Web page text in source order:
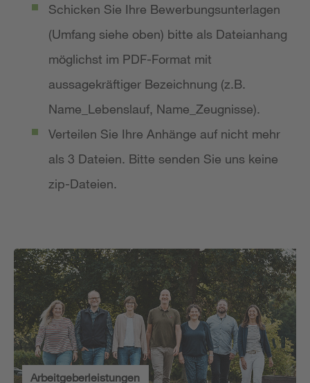
Schicken Sie Ihre Bewerbungsunterlagen
(Umfang siehe oben) bitte als Dateianhang
möglichst im PDF-Format mit
aussagekräftiger Bezeichnung (z.B.
Name_Lebenslauf, Name_Zeugnisse).
Verteilen Sie Ihre Anhänge auf nicht mehr
als 3 Dateien. Bitte senden Sie uns keine
zip-Dateien.
Arbeitgeberleistungen